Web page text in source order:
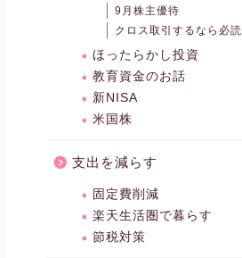
9月株主優待
クロス取引するなら必読
ほったらかし投資
教育資金のお話
新NISA
米国株
支出を減らす
固定費削減
楽天生活圏で暮らす
節税対策